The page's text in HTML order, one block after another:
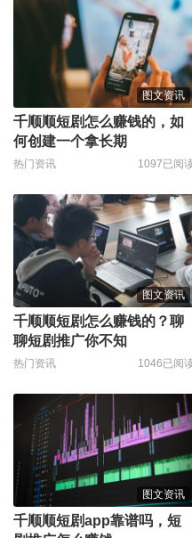
图文资讯
千顺顺短剧怎么赚钱的，如
何创建一个拿长期
热门资讯 1097已阅
图文资讯
千顺顺短剧怎么赚钱的？聊
聊短剧推广你不知
热门资讯 1046已阅
图文资讯
千顺顺短剧app靠谱吗，短